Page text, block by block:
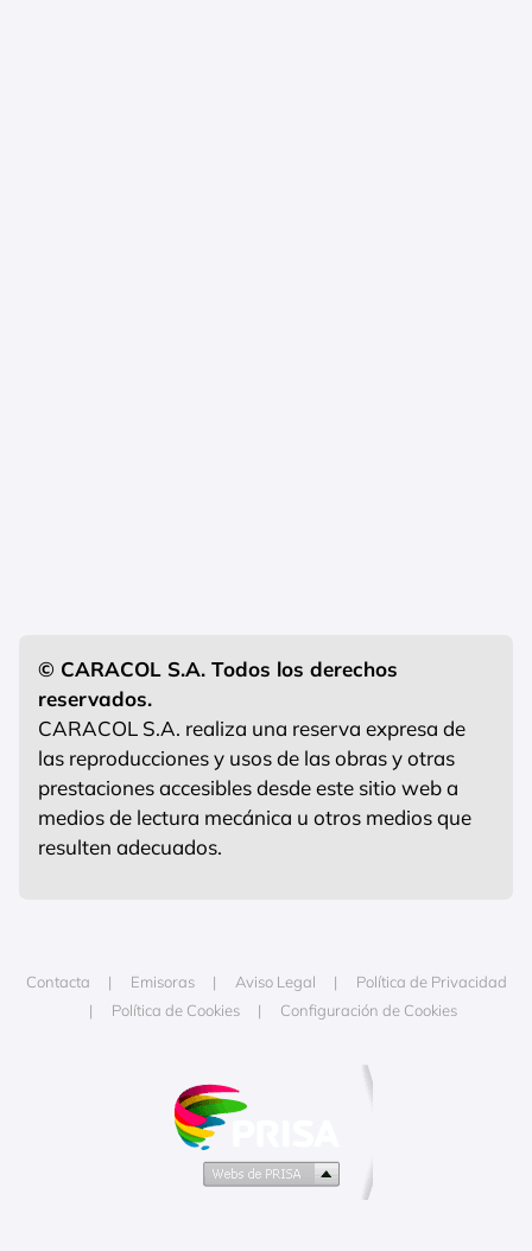
© CARACOL S.A. Todos los derechos
reservados.
CARACOL S.A. realiza una reserva expresa de
las reproducciones y usos de las obras y otras
prestaciones accesibles desde este sitio web a
medios de lectura mecánica u otros medios que
resulten adecuados.
Contacta Emisoras Aviso Legal
Política de Privacidad
Política de Cookies
Configuración de Cookies